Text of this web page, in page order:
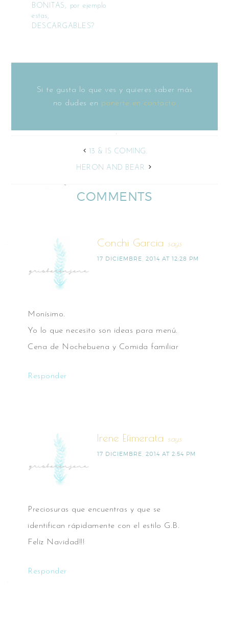
BONITAS, por ejemplo
estas,
DESCARGABLES?
Si te gusta lo que ves y quieres saber más
no dudes en ponerte en contacto
13 & IS COMING.
HERON AND BEAR.
COMMENTS
Conchi Garcia says
17 DICIEMBRE, 2014 AT 12:28 PM
Monísimo.
Yo lo que necesito son ideas para menú.
Cena de Nochebuena y Comida familiar
Responder
Irene Efimerata says
17 DICIEMBRE, 2014 AT 2:54 PM
Preciosuras que encuentras y que se
identifican rápidamente con el estilo G.B.
Feliz Navidad!!!
Responder